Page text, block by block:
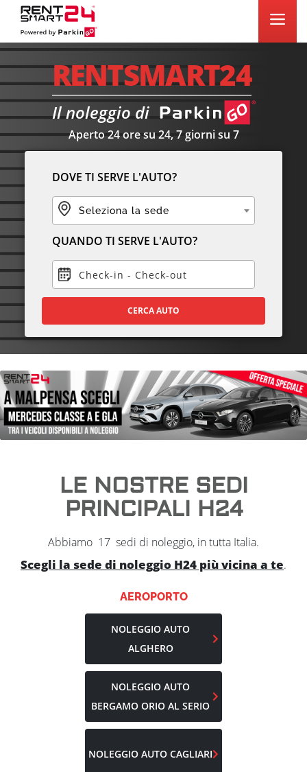
RENTSMART24
Il noleggio di
Aperto 24 ore su 24, 7 giorni su 7
DOVE TI SERVE L'AUTO?
Seleziona la sede
QUANDO TI SERVE L'AUTO?
Check-in - Check-out
CERCA AUTO
LE NOSTRE SEDI
PRINCIPALI H24
Abbiamo 17 sedi di noleggio, in tutta Italia.
Scegli la sede di noleggio H24 più vicina a te.
AEROPORTO
NOLEGGIO AUTO
ALGHERO
NOLEGGIO AUTO
BERGAMO ORIO AL SERIO
NOLEGGIO AUTO CAGLIARI